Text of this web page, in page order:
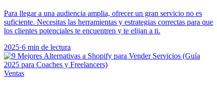
Para llegar a una audiencia amplia, ofrecer un gran servicio no es
suficiente. Necesitas las herramientas y estrategias correctas para que
los clientes potenciales te encuentren y te elijan a ti.
2025·6 min de lectura
Ventas